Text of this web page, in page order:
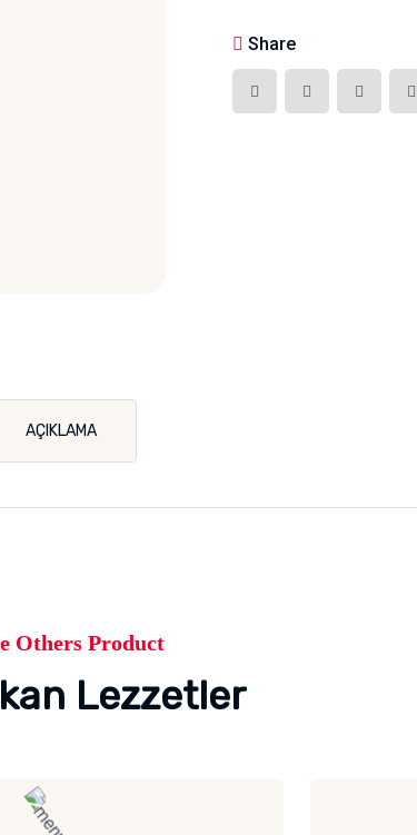
Share
AÇIKLAMA
Others Product
Lezzetler